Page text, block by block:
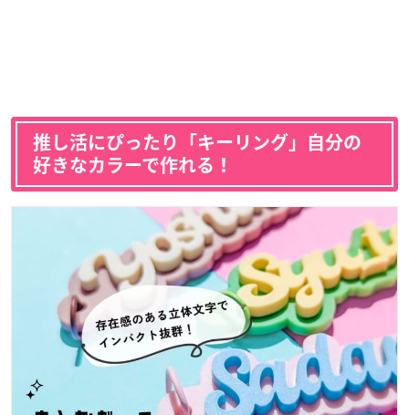
推し活にぴったり「キーリング」自分の
好きなカラーで作れる！